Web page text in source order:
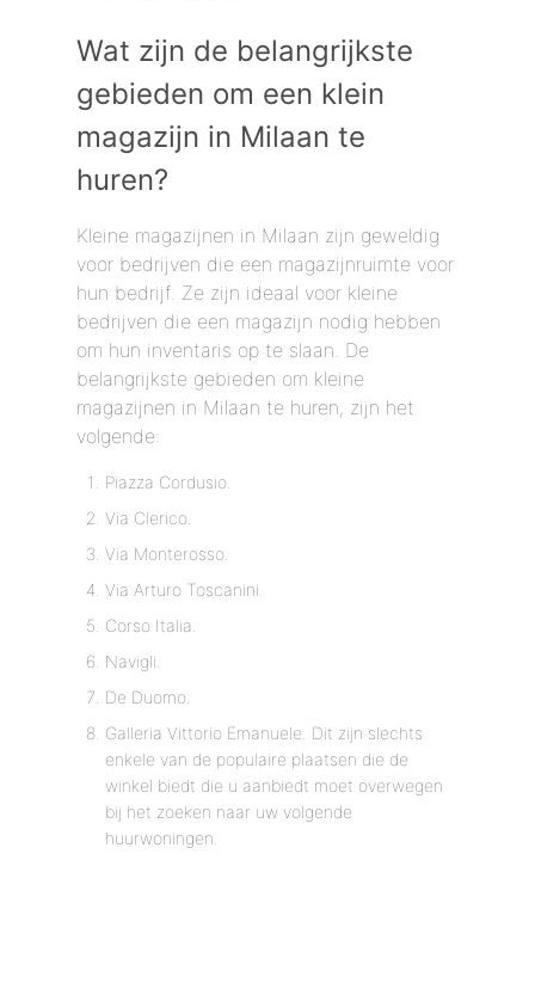
Wat zijn de belangrijkste
gebieden om een ​​klein
magazijn in Milaan te
huren?
Kleine magazijnen in Milaan zijn geweldig
voor bedrijven die een magazijnruimte voor
hun bedrijf. Ze zijn ideaal voor kleine
bedrijven die een magazijn nodig hebben
om hun inventaris op te slaan. De
belangrijkste gebieden om kleine
magazijnen in Milaan te huren, zijn het
volgende:
Piazza Cordusio.
Via Clerico.
Via Monterosso.
Via Arturo Toscanini.
Corso Italia.
Navigli.
De Duomo.
Galleria Vittorio Emanuele. Dit zijn slechts
enkele van de populaire plaatsen die de
winkel biedt die u aanbiedt moet overwegen
bij het zoeken naar uw volgende
huurwoningen.